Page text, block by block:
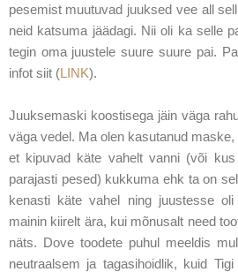
pesemist muutuvad juuksed vee all
neid katsuma jäädagi. Nii oli ka selle
tegin oma juustele suure suure pai.
infot siit (LINK).
Juuksemaski koostisega jäin väga
väga vedel. Ma olen kasutanud
et kipuvad käte vahelt vanni (või
parajasti pesed) kukkuma ehk ta on
kenasti käte vahel ning juustesse
mainin kiirelt ära, kui mõnusalt need
näts. Dove toodete puhul meeldis
neutraalsem ja tagasihoidlik, kuid